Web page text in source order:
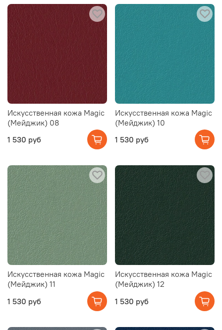
Искусственная кожа Magic
(Мейджик) 08
1 530 руб
Искусственная кожа Magic
(Мейджик) 10
1 530 руб
Искусственная кожа Magic
(Мейджик) 11
1 530 руб
Искусственная кожа Magic
(Мейджик) 12
1 530 руб